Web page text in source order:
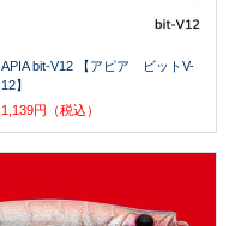
APIA bit-V12 【アピア ビットV-
12】
1,139円（税込）